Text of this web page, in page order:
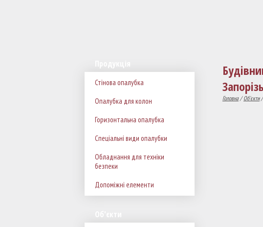
Стінова опалубка
Опалубка для колон
Горизонтальна опалубка
Спеціальні види опалубки
Обладнання для техніки
безпеки
Допоміжні елементи
Головна/Об'єкти